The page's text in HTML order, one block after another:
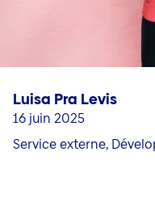
Carrière en
Personnes &
Conseils pour
Luisa Pra Levis
16 juin 2025
Service externe,